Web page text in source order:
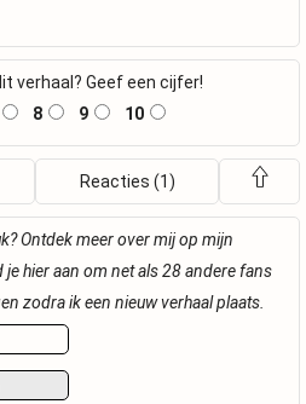
verhaal? Geef een cijfer!
8 9 10
Reacties (1)
Ontdek meer over mij op mijn
hier aan om net als 28 andere fans
zodra ik een nieuw verhaal plaats.